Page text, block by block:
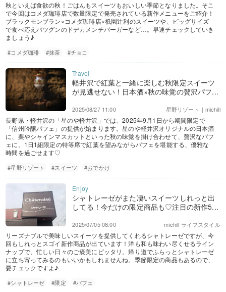
秋といえば食欲の秋！ごはんもスイーツもおいしい季節となりました。そこ
で今回はコメダ珈琲店で数量限定で発売されている新作メニューをご紹介！
ブラックモンブラン×コメダ珈琲店×祇園辻利のスイーツや、ビッグサイズ
で食べ応えバツグンのドデカメンチバーガーなど…。早速チェックしていき
ましょう♪
#コメダ珈琲 #抹茶 #チョコ
軽井沢で紅葉と一緒に楽しむ秋限定スイーツ
が見逃せない！日本酒×秋の味覚の贅沢パフ...
星野リゾート｜michill
2025/08/27 11:00
長野県・軽井沢の「星のや軽井沢」では、2025年9月1日から期間限定で
「信州吟醸パフェ」の提供が始まります。星のや軽井沢オリジナルの日本酒
に、栗やシャインマスカットといった秋の味覚を掛け合わせて、贅沢なパフ
ェに。1日1組限定の特等席で紅葉を望みながらパフェを堪能する、優雅な
時間を過ごせます♡
#星野リゾート #スイーツ #おでかけ
シャトレーゼがまた凄いスイーツしれっと出
してる！今だけの限定商品も♡注目の新作5...
michill ライフスタイル
2025/07/05 08:00
リーズナブルで美味しいスイーツを提供してくれるシャトレーゼですが、今
回もしれっとスゴイ新作商品が出ています！洋も和も味わい尽くせるライン
ナップで、忙しい日々のご褒美にピッタリ。帰り道でふらっとシャトレーゼ
に立ち寄ってみるのもいいかもしれませんね。季節限定の商品もあるので、
要チェックですよ♪
#シャトレーゼ #限定 #パフェ